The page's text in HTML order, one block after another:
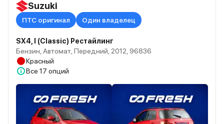
Suzuki
ПТС оригинал Один владелец
SX4, I (Classic) Рестайлинг
Бензин, Автомат, Передний, 2012, 96836
Красный
Все 17 опций